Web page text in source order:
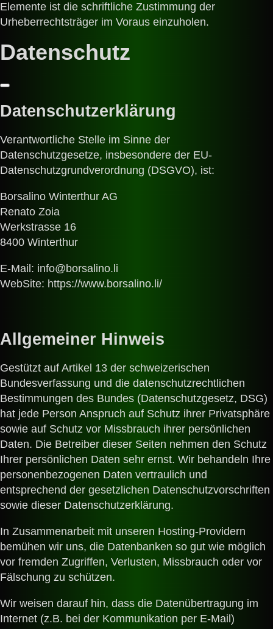
Elemente ist die schriftliche Zustimmung der
Urheberrechtsträger im Voraus einzuholen.
Datenschutz
Datenschutzerklärung
Verantwortliche Stelle im Sinne der
Datenschutzgesetze, insbesondere der EU-
Datenschutzgrundverordnung (DSGVO), ist:
Borsalino Winterthur AG
Renato Zoia
Werkstrasse 16
8400 Winterthur
E-Mail: info@borsalino.li
WebSite: https://www.borsalino.li/
Allgemeiner Hinweis
Gestützt auf Artikel 13 der schweizerischen
Bundesverfassung und die datenschutzrechtlichen
Bestimmungen des Bundes (Datenschutzgesetz, DSG)
hat jede Person Anspruch auf Schutz ihrer Privatsphäre
sowie auf Schutz vor Missbrauch ihrer persönlichen
Daten. Die Betreiber dieser Seiten nehmen den Schutz
Ihrer persönlichen Daten sehr ernst. Wir behandeln Ihre
personenbezogenen Daten vertraulich und
entsprechend der gesetzlichen Datenschutzvorschriften
sowie dieser Datenschutzerklärung.
In Zusammenarbeit mit unseren Hosting-Providern
bemühen wir uns, die Datenbanken so gut wie möglich
vor fremden Zugriffen, Verlusten, Missbrauch oder vor
Fälschung zu schützen.
Wir weisen darauf hin, dass die Datenübertragung im
Internet (z.B. bei der Kommunikation per E-Mail)